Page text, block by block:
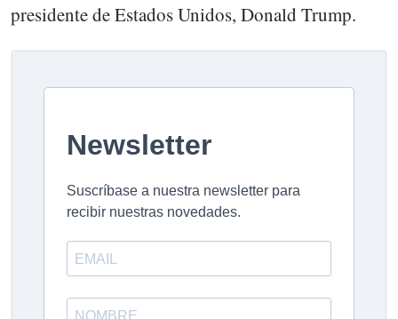
presidente de Estados Unidos, Donald Trump.